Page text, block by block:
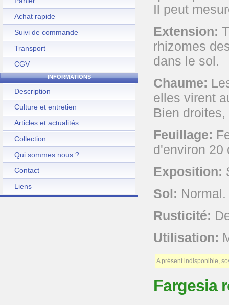
Achat rapide
Suivi de commande
Transport
CGV
INFORMATIONS
Description
Culture et entretien
Articles et actualités
Collection
Qui sommes nous ?
Contact
Liens
Il peut
Extension:
rhizomes
dans le sol.
Chaume:
elles virent
Bien
Feuillage:
d'environ 20
Exposition:
Sol: Normal.
Rusticité:
Utilisation:
A présent indisponible,
Fargesia